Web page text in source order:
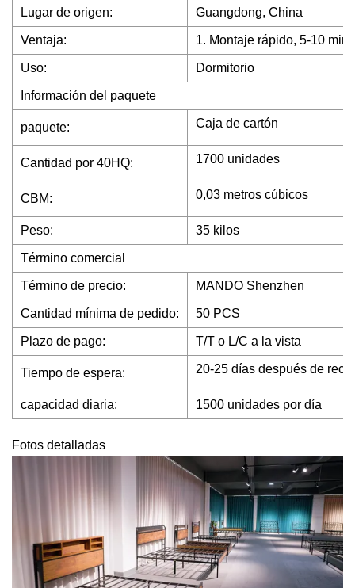
Lugar de origen: Guangdong, China
Ventaja: 1. Montaje rápido, 5-10
Uso: Dormitorio
Información del paquete
paquete: Caja de cartón
Cantidad por 40HQ: 1700 unidades
CBM: 0,03 metros cúbicos
Peso: 35 kilos
Término comercial
Término de precio: MANDO Shenzhen
Cantidad mínima de pedido: 50 PCS
Plazo de pago: T/T o L/C a la vista
Tiempo de espera: 20-25 días después de
capacidad diaria: 1500 unidades por día
Fotos detalladas